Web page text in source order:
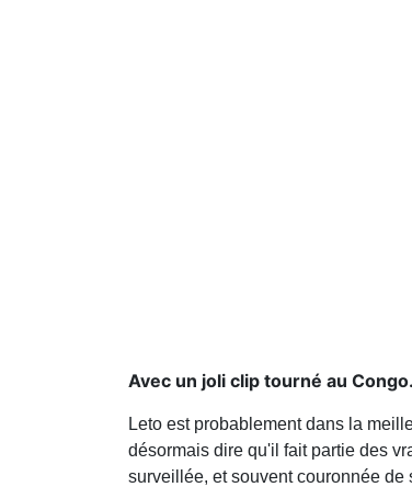
Avec un joli clip tourné au Congo.
Leto est probablement dans la
désormais dire qu'il fait partie des
surveillée, et souvent couronnée